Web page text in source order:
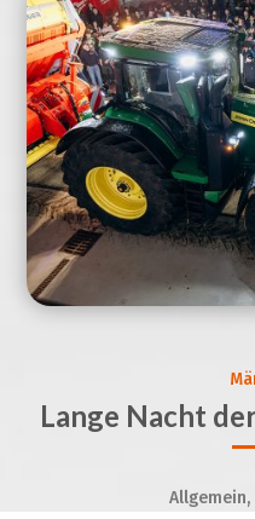
Lange Nacht
Allgemein,